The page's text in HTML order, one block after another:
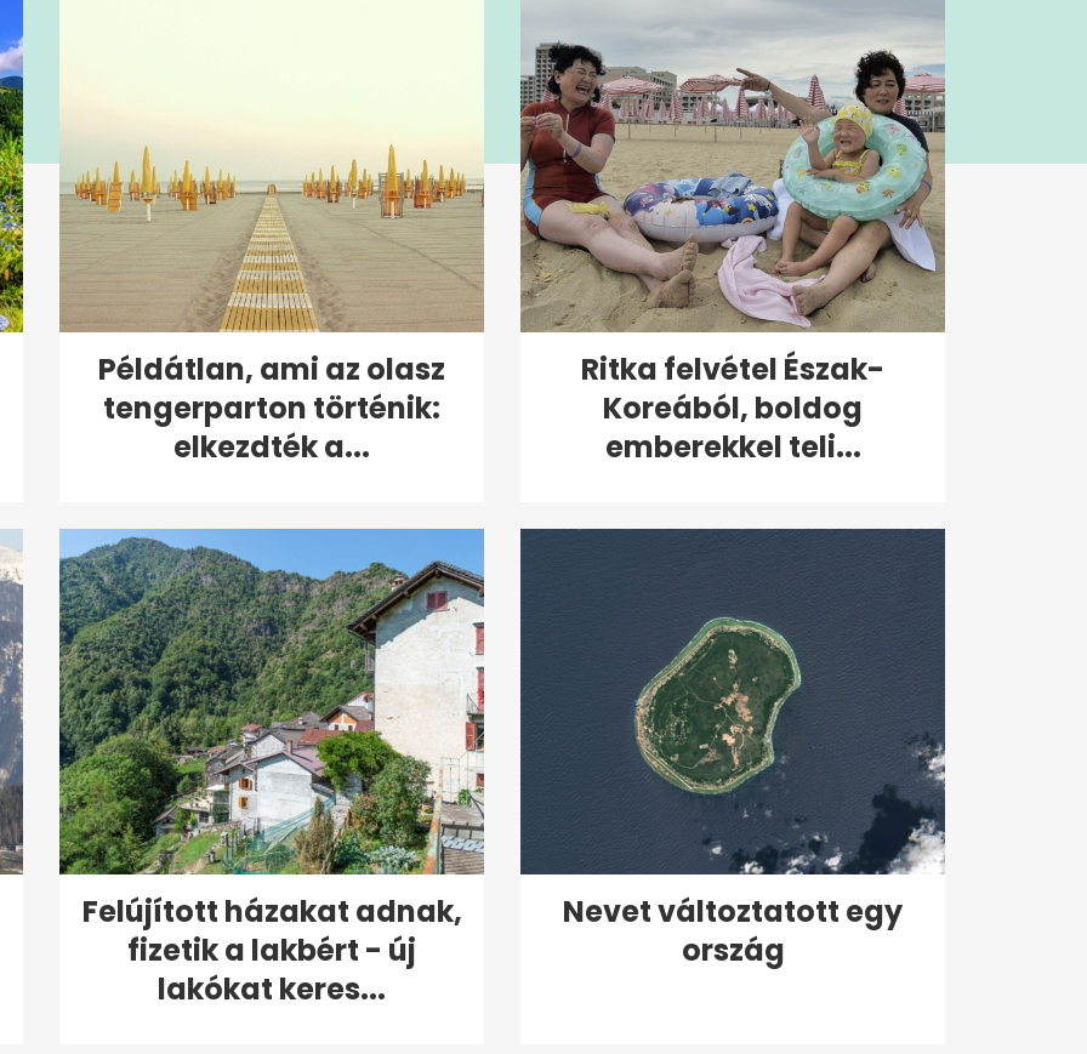
Példátlan, ami az olasz
tengerparton történik:
elkezdték a...
Ritka felvétel Észak-
Koreából, boldog
emberekkel teli...
Felújított házakat adnak,
fizetik a lakbért - új
lakókat keres...
Nevet változtatott egy
ország